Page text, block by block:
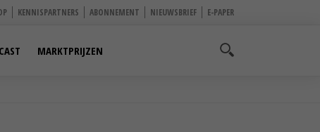
KENNISPARTNERS ABONNEMENT NIEUWSBRIEF E-PAPER
MARKTPRIJZEN